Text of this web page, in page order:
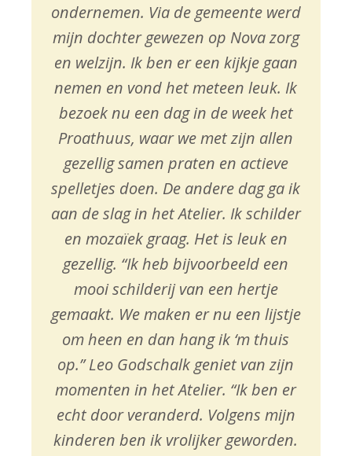
ondernemen. Via de gemeente werd
mijn dochter gewezen op Nova zorg
en welzijn. Ik ben er een kijkje gaan
nemen en vond het meteen leuk. Ik
bezoek nu een dag in de week het
Proathuus, waar we met zijn allen
gezellig samen praten en actieve
spelletjes doen. De andere dag ga ik
aan de slag in het Atelier. Ik schilder
en mozaïek graag. Het is leuk en
gezellig. “Ik heb bijvoorbeeld een
mooi schilderij van een hertje
gemaakt. We maken er nu een lijstje
om heen en dan hang ik ‘m thuis
op.” Leo Godschalk geniet van zijn
momenten in het Atelier. “Ik ben er
echt door veranderd. Volgens mijn
kinderen ben ik vrolijker geworden.